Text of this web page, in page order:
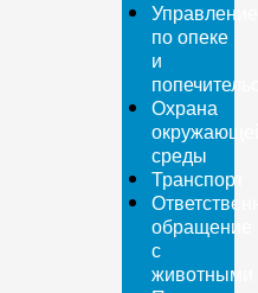
Управление
по опеке
и
Охрана
среды
Транспорт
обращение
с
животными